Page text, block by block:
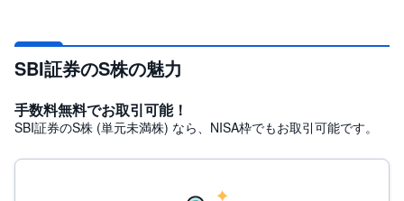
物
オ
ョ
ン
商
S株（単元未満株）
ポイント投資
テーマ投資
SBI証券のS株の魅力
手数料無料でお取引可能！
SBI証券のS株 (単元未満株) なら、NISA枠でもお取引可能です。